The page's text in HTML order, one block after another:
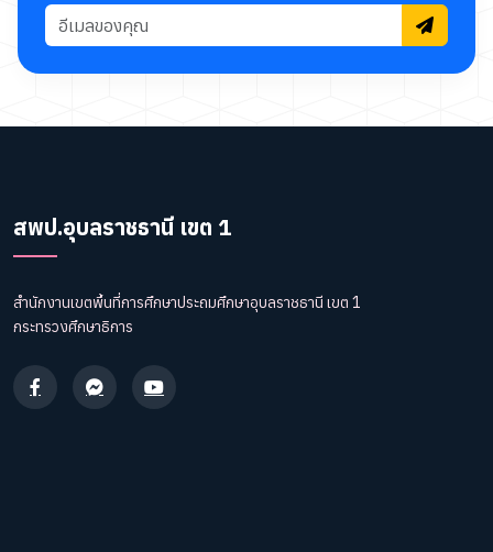
สพป.อุบลราชธานี เขต 1
สำนักงานเขตพื้นที่การศึกษาประถมศึกษาอุบลราชธานี เขต 1
กระทรวงศึกษาธิการ